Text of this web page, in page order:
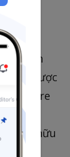
trình
được
Core
vào
sự hữu